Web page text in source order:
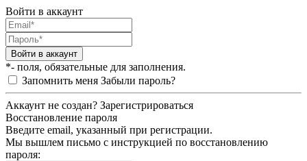
Войти в аккаунт
Войти в аккаунт
*- поля, обязательные для заполнения.
Запомнить меня Забыли пароль?
Аккаунт не создан? Зарегистрироваться
Восстановление пароля
Введите email, указанный при регистрации.
Мы вышлем письмо с инструкцией по восстановлению
пароля: